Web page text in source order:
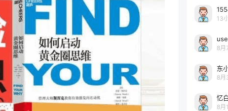
13
8月
东
8月
忆
8月